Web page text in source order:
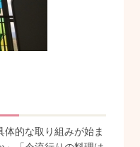
的な取り組みが始ま